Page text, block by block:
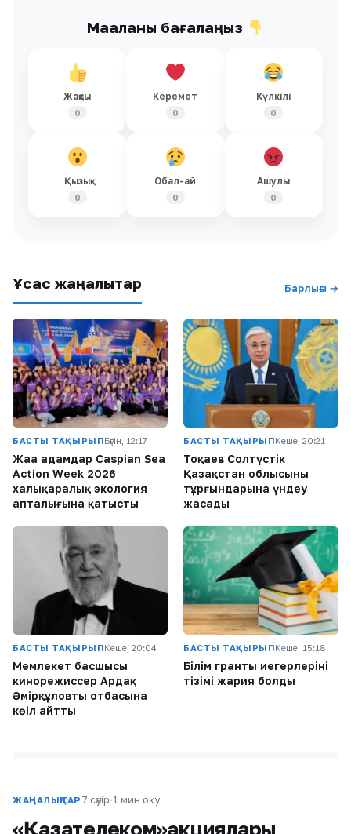
Мақаланы бағалаңыз
Жақсы
0
Керемет
0
Күлкілі
0
Қызық
0
Обал-ай
0
Ашулы
0
Ұқсас жаңалықтар Барлығы →
БАСТЫ ТАҚЫРЫПБүгін, 12:17
Жаңа адамдар Caspian Sea
Action Week 2026
халықаралық экология
апталығына қатысты
БАСТЫ ТАҚЫРЫПКеше, 20:21
Тоқаев Солтүстік
Қазақстан облысының
тұрғындарына үндеу
жасады
БАСТЫ ТАҚЫРЫПКеше, 20:04
Мемлекет басшысы
кинорежиссер Ардақ
Әмірқұловтың отбасына
көңіл айтты
БАСТЫ ТАҚЫРЫПКеше, 15:18
Білім гранты иегерлерінің
тізімі жария болды
ЖАҢАЛЫҚТАР 7 сәуір·1 мин оқу
«Қазақтелеком»акциялары